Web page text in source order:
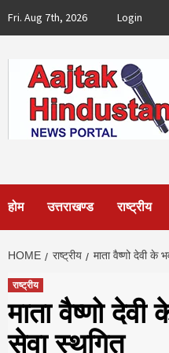
Fri. Aug 7th, 2026 Login
होम उत्तराखण्ड राष्ट्रीय
HOME राष्ट्रीय माता वैष्णो देवी के
राष्ट्रीय
माता वैष्णो
सेवा स्थगित